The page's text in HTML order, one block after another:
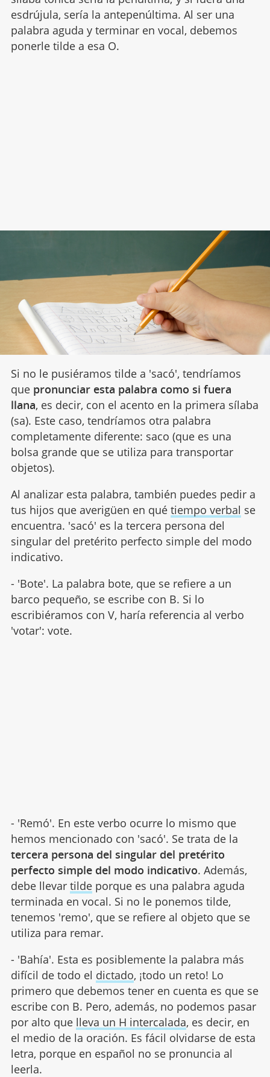
esdrújula, sería la antepenúltima. Al ser una
palabra aguda y terminar en vocal, debemos
ponerle tilde a esa O.
Si no le pusiéramos tilde a 'sacó', tendríamos
que pronunciar esta palabra como si fuera
llana, es decir, con el acento en la primera sílaba
(sa). Este caso, tendríamos otra palabra
completamente diferente: saco (que es una
bolsa grande que se utiliza para transportar
objetos).
Al analizar esta palabra, también puedes pedir a
tus hijos que averigüen en qué tiempo verbal se
encuentra. 'sacó' es la tercera persona del
singular del pretérito perfecto simple del modo
indicativo.
- 'Bote'. La palabra bote, que se refiere a un
barco pequeño, se escribe con B. Si lo
escribiéramos con V, haría referencia al verbo
'votar': vote.
- 'Remó'. En este verbo ocurre lo mismo que
hemos mencionado con 'sacó'. Se trata de la
tercera persona del singular del pretérito
perfecto simple del modo indicativo. Además,
debe llevar tildeporque es una palabra aguda
terminada en vocal. Si no le ponemos tilde,
tenemos 'remo', que se refiere al objeto que se
utiliza para remar.
- 'Bahía'. Esta es posiblemente la palabra más
difícil de todo el dictado, ¡todo un reto! Lo
primero que debemos tener en cuenta es que se
escribe con B. Pero, además, no podemos pasar
por alto que lleva un H intercalada, es decir, en
el medio de la oración. Es fácil olvidarse de esta
letra, porque en español no se pronuncia al
leerla.